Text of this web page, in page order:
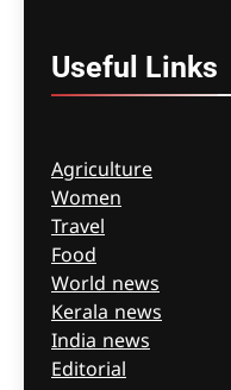
Useful Links
Agriculture
Women
Travel
Food
World news
Kerala news
India news
Editorial